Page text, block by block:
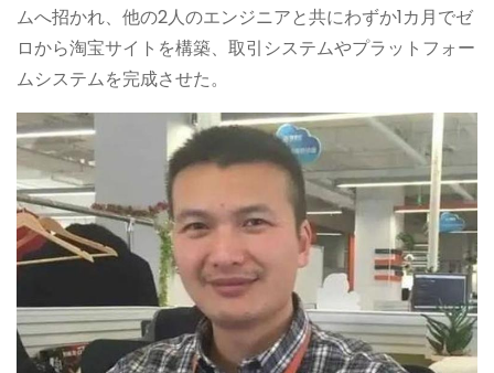
ムへ招かれ、他の2人のエンジニアと共にわずか1カ月でゼ
ロから淘宝サイトを構築、取引システムやプラットフォー
ムシステムを完成させた。